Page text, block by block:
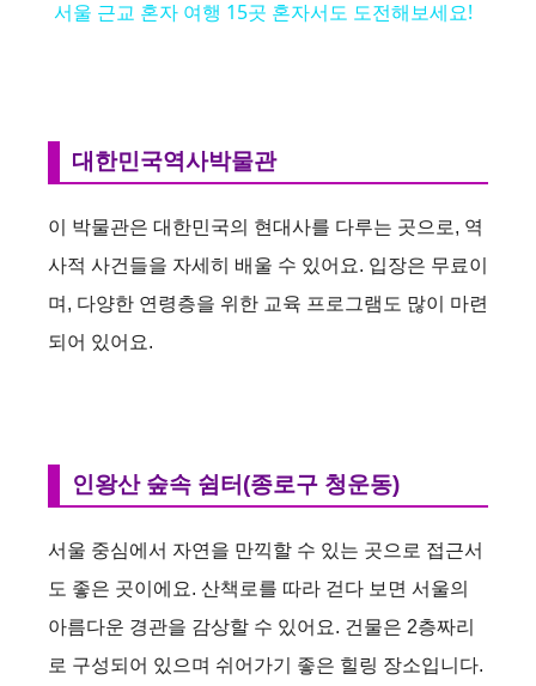
V
i
o
서울 근교 혼자 여행 15곳 혼자서도 도전해보세요!
대한민국역사박물관
이 박물관은 대한민국의 현대사를 다루는 곳으로, 역
사적 사건들을 자세히 배울 수 있어요. 입장은 무료이
며, 다양한 연령층을 위한 교육 프로그램도 많이 마련
되어 있어요.
인왕산 숲속 쉼터(종로구 청운동)
서울 중심에서 자연을 만끽할 수 있는 곳으로 접근서
도 좋은 곳이에요. 산책로를 따라 걷다 보면 서울의
아름다운 경관을 감상할 수 있어요. 건물은 2층짜리
로 구성되어 있으며 쉬어가기 좋은 힐링 장소입니다.